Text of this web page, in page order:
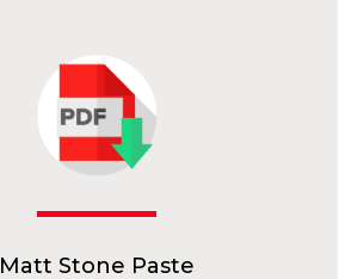
Matt Stone Paste